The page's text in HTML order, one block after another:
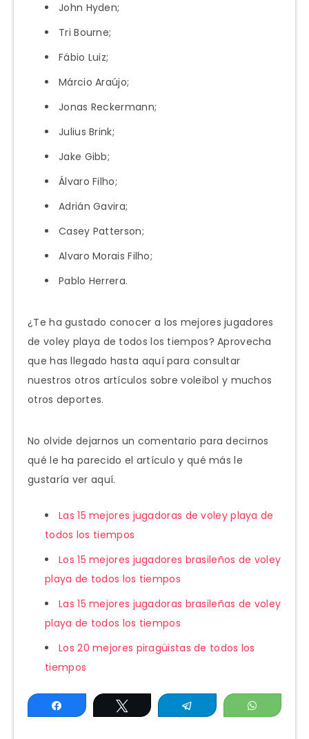
John Hyden;
Tri Bourne;
Fábio Luiz;
Márcio Araújo;
Jonas Reckermann;
Julius Brink;
Jake Gibb;
Álvaro Filho;
Adrián Gavira;
Casey Patterson;
Alvaro Morais Filho;
Pablo Herrera.
¿Te ha gustado conocer a los mejores jugadores
de voley playa de todos los tiempos? Aprovecha
que has llegado hasta aquí para consultar
nuestros otros artículos sobre voleibol y muchos
otros deportes.
No olvide dejarnos un comentario para decirnos
qué le ha parecido el artículo y qué más le
gustaría ver aquí.
Las 15 mejores jugadoras de voley playa de
todos los tiempos
Los 15 mejores jugadores brasileños de voley
playa de todos los tiempos
Las 15 mejores jugadoras brasileñas de voley
playa de todos los tiempos
Los 20 mejores piragüistas de todos los
tiempos
Compartir Twittear Telegram